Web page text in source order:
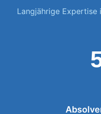
Langjährige Expertise